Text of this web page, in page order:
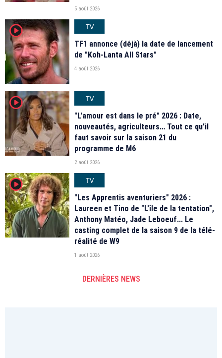
5 août 2026
player2
TV
TF1 annonce (déjà) la date de lancement
de "Koh-Lanta All Stars"
4 août 2026
player2
TV
"L'amour est dans le pré" 2026 : Date,
nouveautés, agriculteurs… Tout ce qu'il
faut savoir sur la saison 21 du
programme de M6
2 août 2026
player2
TV
"Les Apprentis aventuriers" 2026 :
Laureen et Tino de "L'île de la tentation",
Anthony Matéo, Jade Leboeuf... Le
casting complet de la saison 9 de la télé-
réalité de W9
1 août 2026
DERNIÈRES NEWS